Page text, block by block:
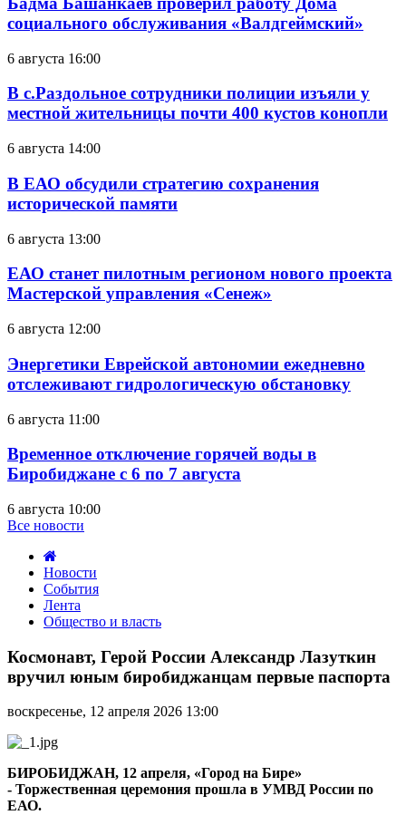
социального обслуживания «Валдгеймский»
6 августа 16:00
В с.Раздольное сотрудники полиции изъяли у
местной жительницы почти 400 кустов конопли
6 августа 14:00
В ЕАО обсудили стратегию сохранения
исторической памяти
6 августа 13:00
ЕАО станет пилотным регионом нового проекта
Мастерской управления «Сенеж»
6 августа 12:00
Энергетики Еврейской автономии ежедневно
отслеживают гидрологическую обстановку
6 августа 11:00
Временное отключение горячей воды в
Биробиджане с 6 по 7 августа
6 августа 10:00
Все новости
Новости
События
Лента
Общество и власть
Герой
Александр
вручил
биробиджанцам
первые
паспорта
Космонавт, Герой России Александр Лазуткин
вручил юным биробиджанцам первые паспорта
воскресенье, 12 апреля 2026 13:00
БИРОБИДЖАН, 12 апреля, «Город на Бире»
- Торжественная церемония прошла в УМВД России по
ЕАО.